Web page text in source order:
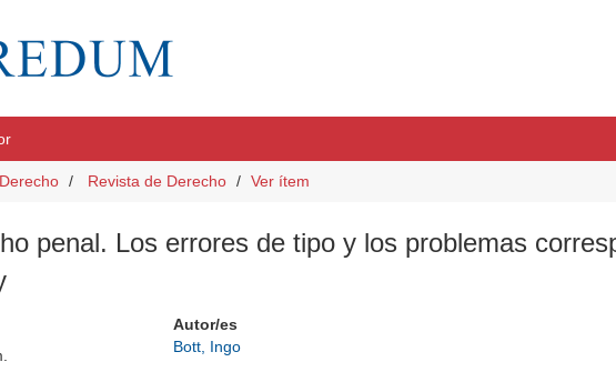
Revista de Derecho Ver ítem
penal. Los errores de tipo y los problemas
Autor/es
Bott, Ingo